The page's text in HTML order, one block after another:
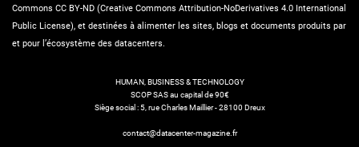
Commons CC BY-ND (Creative Commons Attribution-NoDerivatives 4.0 International
Public License), et destinées à alimenter les sites, blogs et documents produits par
et pour l’écosystème des datacenters.
HUMAN, BUSINESS & TECHNOLOGY
SCOP SAS au capital de 90€
Siège social : 5, rue Charles Maillier - 28100 Dreux
contact@datacenter-magazine.fr